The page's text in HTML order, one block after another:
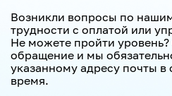
Возникли вопросы по
трудности с оплатой или
Не можете пройти уровень?
обращение и мы
указанному адресу почты
время.